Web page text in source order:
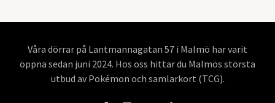
Våra dörrar på Lantmannagatan 57 i Malmö har varit
öppna sedan juni 2024. Hos oss hittar du Malmös största
utbud av Pokémon och samlarkort (TCG).